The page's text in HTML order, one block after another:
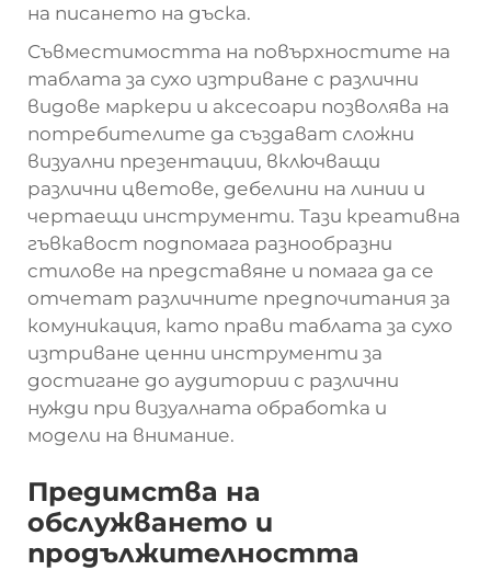
на писането на дъска.
Съвместимостта на повърхностите на
таблата за сухо изтриване с различни
видове маркери и аксесоари позволява на
потребителите да създават сложни
визуални презентации, включващи
различни цветове, дебелини на линии и
чертаещи инструменти. Тази креативна
гъвкавост подпомага разнообразни
стилове на представяне и помага да се
отчетат различните предпочитания за
комуникация, като прави таблата за сухо
изтриване ценни инструменти за
достигане до аудитории с различни
нужди при визуалната обработка и
модели на внимание.
Предимства на
обслужването и
продължителността